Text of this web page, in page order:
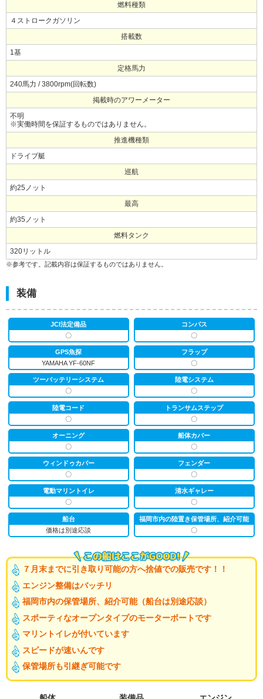
燃料種類
４ストロークガソリン
搭載数
1基
定格馬力
240馬力 / 3800rpm(回転数)
掲載時のアワーメーター
不明
※実働時間を保証するものではありません。
推進機種類
ドライブ艇
巡航
約25ノット
最高
約35ノット
燃料タンク
320リットル
※参考です。記載内容は保証するものではありません。
装備
JCI法定備品
〇
コンパス
〇
GPS魚探
YAMAHA YF-60NF
フラップ
〇
ツーバッテリーシステム
〇
陸電システム
〇
陸電コード
〇
トランサムステップ
〇
オーニング
〇
船体カバー
〇
ウィンドゥカバー
〇
フェンダー
〇
電動マリントイレ
〇
清水ギャレー
〇
船台
価格は別途応談
福岡市内の陸置き保管場所、紹介可能
〇
７月末までに引き取り可能の方へ捨値での販売です！！
エンジン整備はバッチリ
福岡市内の保管場所、紹介可能（船台は別途応談）
スポーティなオープンタイプのモーターボートです
マリントイレが付いています
スピードが速いんです
保管場所も引継ぎ可能です